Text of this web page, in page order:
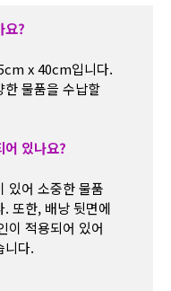
요?
x 40cm입니다.
한 물품을 수납할
어 있나요?
있어 소중한 물품
또한, 배낭 뒷면에
이 적용되어 있어
니다.